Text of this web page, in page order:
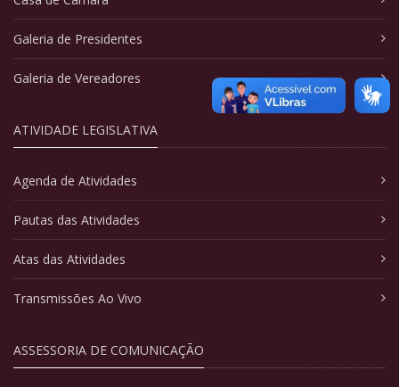
Galeria de Presidentes
Galeria de Vereadores
ATIVIDADE LEGISLATIVA
Agenda de Atividades
Pautas das Atividades
Atas das Atividades
Transmissões Ao Vivo
ASSESSORIA DE COMUNICAÇÃO